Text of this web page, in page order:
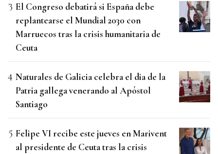
El Congreso debatirá si España debe
replantearse el Mundial 2030 con
Marruecos tras la crisis humanitaria de
Ceuta
Naturales de Galicia celebra el dia de la
Patria gallega venerando al Apóstol
Santiago
Felipe VI recibe este jueves en Marivent
al presidente de Ceuta tras la crisis